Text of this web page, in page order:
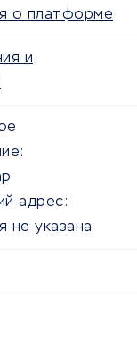
о платформе
и
адрес:
не указана